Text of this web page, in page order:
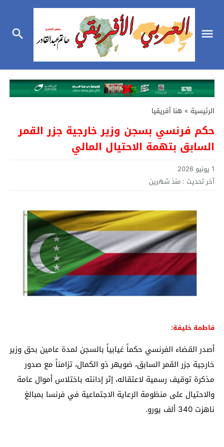
الرئيسية » هنا أفريقيا
حكم فرنسي بسجن وزير خارجية جزر القمر
السابق بتهمة الاحتيال المالي
1 يونيو 2026
آخر تحديث : منذ شهرين
فاطمة خليفة:
أصدر القضاء الفرنسي حكماً غيابياً بالسجن لمدة عامين بحق وزير
خارجية جزر القمر السابق، ضويهر ذو الكمال، تزامناً مع صدور
مذكرة توقيف رسمية لاعتقاله، إثر إدانته باختلاس أموال عامة
والاحتيال على منظومة الرعاية الاجتماعية في فرنسا بمبالغ
ناهزت 340 ألف يورو.